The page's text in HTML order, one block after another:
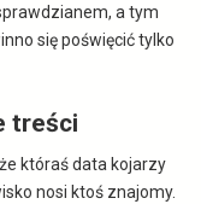
a tym
się poświęcić tylko
treści
któraś data kojarzy
nosi ktoś znajomy.